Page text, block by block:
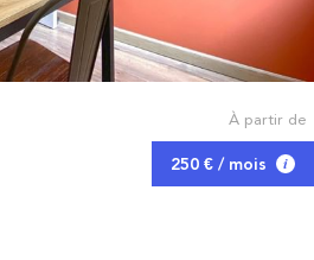
À partir de
250 € / mois